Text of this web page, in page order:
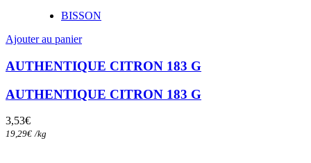
BISSON
Ajouter au panier
AUTHENTIQUE CITRON 183 G
AUTHENTIQUE CITRON 183 G
3,53€
19,29€ /kg